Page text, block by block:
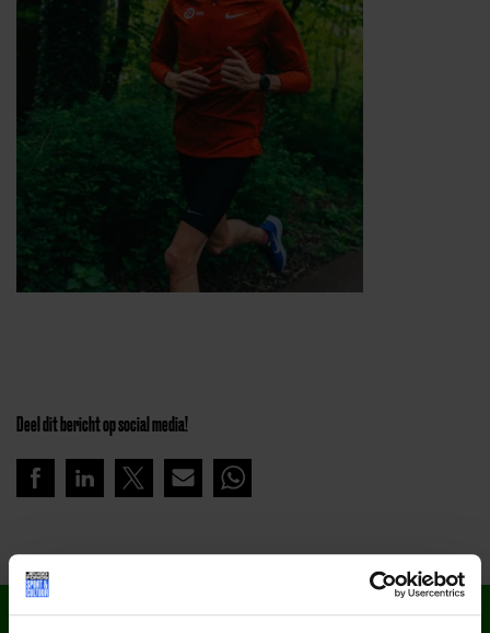
Deel dit bericht op social media!
WIST JE DAT IN